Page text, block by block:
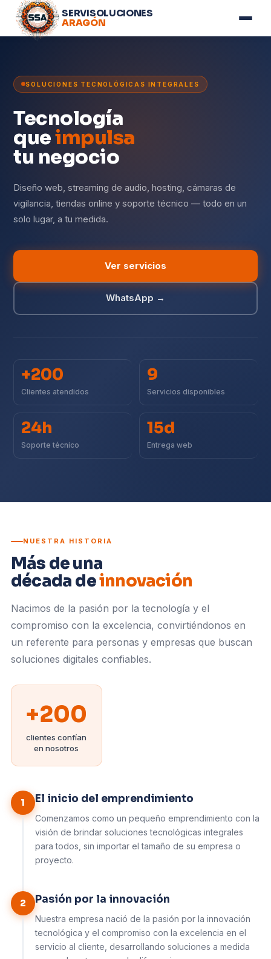
SERVISOLUCIONES
ARAGÓN
SOLUCIONES TECNOLÓGICAS INTEGRALES
Tecnología
queimpulsa
tu negocio
Diseño web, streaming de audio, hosting, cámaras de
vigilancia, tiendas online y soporte técnico — todo en un
solo lugar, a tu medida.
Ver servicios
WhatsApp →
+200
Clientes atendidos
9
Servicios disponibles
24h
Soporte técnico
15d
Entrega web
NUESTRA HISTORIA
Más de una
década deinnovación
Nacimos de la pasión por la tecnología y el
compromiso con la excelencia, convirtiéndonos en
un referente para personas y empresas que buscan
soluciones digitales confiables.
+200
clientes confían
en nosotros
1 El inicio del emprendimiento
Comenzamos como un pequeño emprendimiento con la
visión de brindar soluciones tecnológicas integrales
para todos, sin importar el tamaño de su empresa o
proyecto.
2 Pasión por la innovación
Nuestra empresa nació de la pasión por la innovación
tecnológica y el compromiso con la excelencia en el
servicio al cliente, desarrollando soluciones a medida